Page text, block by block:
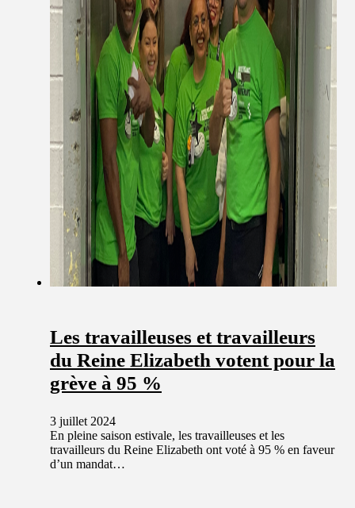
Les travailleuses et travailleurs
du Reine Elizabeth votent pour la
grève à 95 %
3 juillet 2024
En pleine saison estivale, les travailleuses et les
travailleurs du Reine Elizabeth ont voté à 95 % en faveur
d’un mandat…